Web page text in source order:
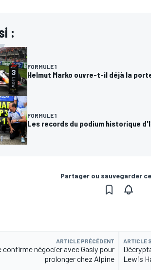
:
FORMULE 1
Helmut Marko ouvre-t-il déjà la
FORMULE 1
Les records du podium historique
Partager ou sauvegarder
ARTICLE PRÉCÉDENT
confirme négocier avec Gasly pour
prolonger chez Alpine
ARTICLE
Lewis